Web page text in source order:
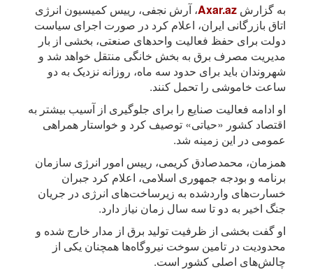
به گزارش Axar.az، آرش نجفی، رییس کمیسیون انرژی
اتاق بازرگانی ایران، اعلام کرد در صورت اجرای سیاست
دولت برای حفظ فعالیت واحدهای صنعتی، بخشی از بار
مدیریت مصرف برق به بخش خانگی منتقل خواهد شد و
شهروندان باید برای حدود سه ماه، روزانه نزدیک به دو
ساعت خاموشی را تحمل کنند.
او ادامه فعالیت صنایع را برای جلوگیری از آسیب بیشتر به
اقتصاد کشور «حیاتی» توصیف کرد و خواستار همراهی
عمومی در این زمینه شد.
همزمان، محمدصادق کریمی، رییس امور انرژی سازمان
برنامه و بودجه جمهوری اسلامی، اعلام کرد جبران
خسارت‌های واردشده به زیرساخت‌های انرژی در جریان
جنگ اخیر به دو تا سه سال زمان نیاز دارد.
او گفت بخشی از ظرفیت تولید برق از مدار خارج شده و
محدودیت در تامین سوخت نیروگاه‌ها همچنان یکی از
چالش‌های اصلی کشور است.